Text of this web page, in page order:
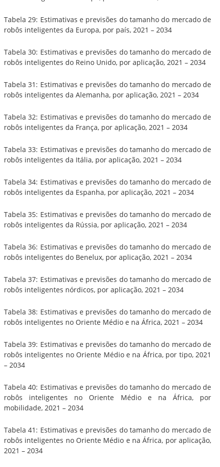
Tabela 29: Estimativas e previsões do tamanho do mercado de
robôs inteligentes da Europa, por país, 2021 – 2034
Tabela 30: Estimativas e previsões do tamanho do mercado de
robôs inteligentes do Reino Unido, por aplicação, 2021 – 2034
Tabela 31: Estimativas e previsões do tamanho do mercado de
robôs inteligentes da Alemanha, por aplicação, 2021 – 2034
Tabela 32: Estimativas e previsões do tamanho do mercado de
robôs inteligentes da França, por aplicação, 2021 – 2034
Tabela 33: Estimativas e previsões do tamanho do mercado de
robôs inteligentes da Itália, por aplicação, 2021 – 2034
Tabela 34: Estimativas e previsões do tamanho do mercado de
robôs inteligentes da Espanha, por aplicação, 2021 – 2034
Tabela 35: Estimativas e previsões do tamanho do mercado de
robôs inteligentes da Rússia, por aplicação, 2021 – 2034
Tabela 36: Estimativas e previsões do tamanho do mercado de
robôs inteligentes do Benelux, por aplicação, 2021 – 2034
Tabela 37: Estimativas e previsões do tamanho do mercado de
robôs inteligentes nórdicos, por aplicação, 2021 – 2034
Tabela 38: Estimativas e previsões do tamanho do mercado de
robôs inteligentes no Oriente Médio e na África, 2021 – 2034
Tabela 39: Estimativas e previsões do tamanho do mercado de
robôs inteligentes no Oriente Médio e na África, por tipo, 2021
– 2034
Tabela 40: Estimativas e previsões do tamanho do mercado de
robôs inteligentes no Oriente Médio e na África, por
mobilidade, 2021 – 2034
Tabela 41: Estimativas e previsões do tamanho do mercado de
robôs inteligentes no Oriente Médio e na África, por aplicação,
2021 – 2034